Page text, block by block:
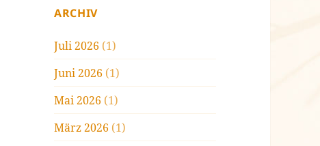
ARCHIV
Juli 2026 (1)
Juni 2026 (1)
Mai 2026 (1)
März 2026 (1)